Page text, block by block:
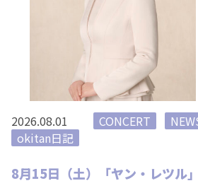
2026.08.01 CONCERT
okitan日記
8月15日（土）「ヤン・レツル